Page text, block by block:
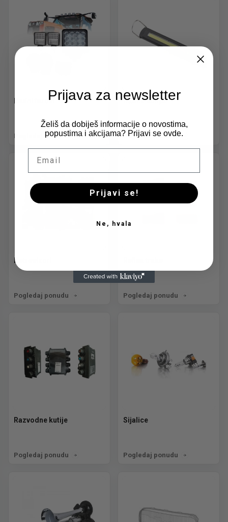
Radni farovi
Pogledaj ponudu
Radne lampe
Pogledaj ponudu
Retrovizori
Pogledaj ponudu Pogledaj ponudu
Razvodne kutije
Pogledaj ponudu
Sijalice
Pogledaj ponudu
Prijava za newsletter
Želiš da dobiješ informacije o novostima,
popustima i akcijama? Prijavi se ovde.
Prijavi se!
Ne, hvala